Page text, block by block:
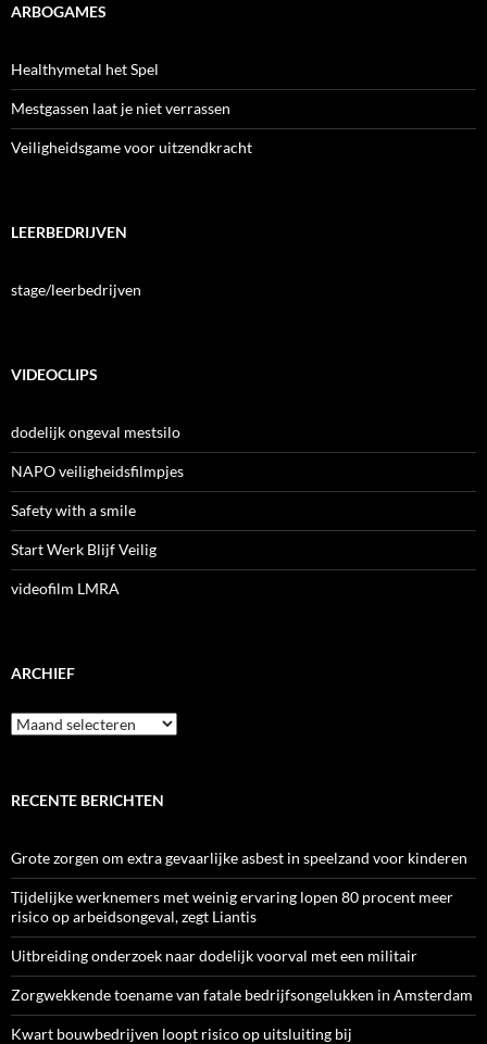
ARBOGAMES
Healthymetal het Spel
Mestgassen laat je niet verrassen
Veiligheidsgame voor uitzendkracht
LEERBEDRIJVEN
stage/leerbedrijven
VIDEOCLIPS
dodelijk ongeval mestsilo
NAPO veiligheidsfilmpjes
Safety with a smile
Start Werk Blijf Veilig
videofilm LMRA
ARCHIEF
Archief
RECENTE BERICHTEN
Grote zorgen om extra gevaarlijke asbest in speelzand voor kinderen
Tijdelijke werknemers met weinig ervaring lopen 80 procent meer
risico op arbeidsongeval, zegt Liantis
Uitbreiding onderzoek naar dodelijk voorval met een militair
Zorgwekkende toename van fatale bedrijfsongelukken in Amsterdam
Kwart bouwbedrijven loopt risico op uitsluiting bij